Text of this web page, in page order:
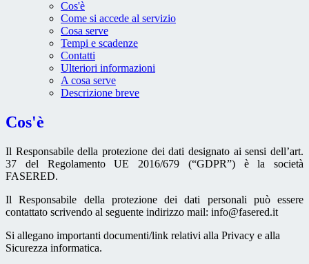
Cos'è
Come si accede al servizio
Cosa serve
Tempi e scadenze
Contatti
Ulteriori informazioni
A cosa serve
Descrizione breve
Cos'è
Il Responsabile della protezione dei dati designato ai sensi dell’art.
37 del Regolamento UE 2016/679 (“GDPR”) è la società
FASERED.
Il Responsabile della protezione dei dati personali può essere
contattato scrivendo al seguente indirizzo mail: info@fasered.it
Si allegano importanti documenti/link relativi alla Privacy e alla
Sicurezza informatica.